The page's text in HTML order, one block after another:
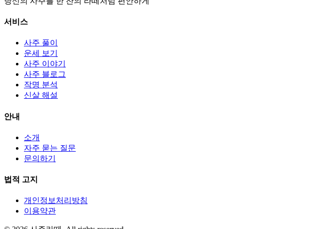
서비스
사주 풀이
운세 보기
사주 이야기
사주 블로그
작명 분석
신살 해설
안내
소개
자주 묻는 질문
문의하기
법적 고지
개인정보처리방침
이용약관